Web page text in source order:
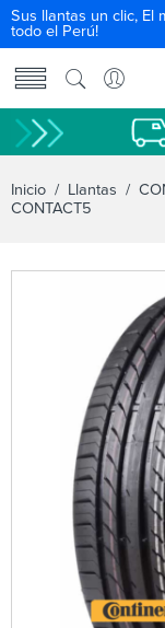
Sus llantas un clic, El
todo el Perú!
Inicio / Llantas /
CONTACT5